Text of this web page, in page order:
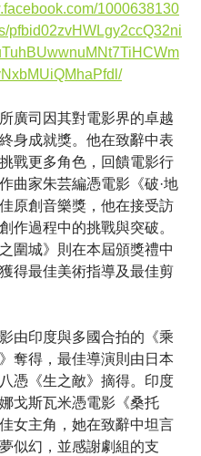
1000638130
pfbid02zvHWLgy2ccQ32ni
廣司因其對電影界的卓越
身成就獎。他在致辭中表
戰更多角色，回饋電影行
曲家朱芸編憑電影《破·地
原創音樂獎，他在接受訪
作過程中的挑戰與突破。
之圍城》則在本屆頒獎禮中
得最佳美術指導及最佳剪
由印度與多國合拍的《乘
奪得，最佳導演則由日本
憑《生之敵》摘得。印度
戈斯瓦米憑電影《桑托
女主角，她在致辭中坦言
似幻，並感謝劇組的支